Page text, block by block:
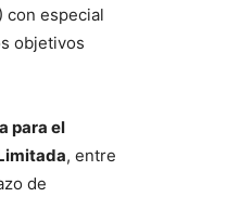
con especial
objetivos
para el
, entre
de